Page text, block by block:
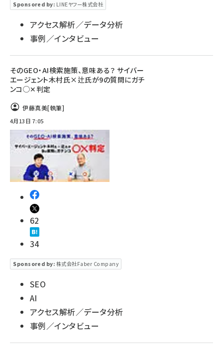
Sponsored by: LINEヤフー株式会社
アクセス解析／データ分析
事例／インタビュー
そのGEO・AI検索施策、意味ある？ サイバー
エージェント木村氏×辻氏が9の質問にガチ
ンコ◯✕判定
伊藤真美[執筆]
4月13日 7:05
62
34
Sponsored by: 株式会社Faber Company
SEO
AI
アクセス解析／データ分析
事例／インタビュー